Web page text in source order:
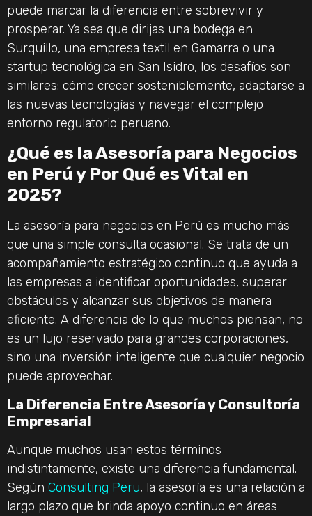
puede marcar la diferencia entre sobrevivir y
prosperar. Ya sea que dirijas una bodega en
Surquillo, una empresa textil en Gamarra o una
startup tecnológica en San Isidro, los desafíos son
similares: cómo crecer sosteniblemente, adaptarse a
las nuevas tecnologías y navegar el complejo
entorno regulatorio peruano.
¿Qué es la Asesoría para Negocios
en Perú y Por Qué es Vital en
2025?
La asesoría para negocios en Perú es mucho más
que una simple consulta ocasional. Se trata de un
acompañamiento estratégico continuo que ayuda a
las empresas a identificar oportunidades, superar
obstáculos y alcanzar sus objetivos de manera
eficiente. A diferencia de lo que muchos piensan, no
es un lujo reservado para grandes corporaciones,
sino una inversión inteligente que cualquier negocio
puede aprovechar.
La Diferencia Entre Asesoría y Consultoría
Empresarial
Aunque muchos usan estos términos
indistintamente, existe una diferencia fundamental.
Según Consulting Peru, la asesoría es una relación a
largo plazo que brinda apoyo continuo en áreas